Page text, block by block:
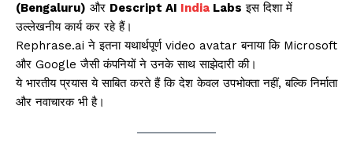
(Bengaluru) और Descript AI India Labs इस दिशा में
उल्लेखनीय कार्य कर रहे हैं।
Rephrase.ai ने इतना यथार्थपूर्ण video avatar बनाया कि Microsoft
और Google जैसी कंपनियों ने उनके साथ साझेदारी की।
ये भारतीय प्रयास ये साबित करते हैं कि देश केवल उपभोक्ता नहीं, बल्कि निर्माता
और नवाचारक भी है।